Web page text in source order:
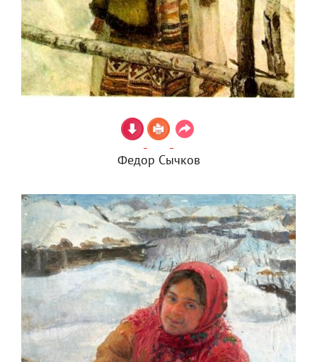
Федор Сычков